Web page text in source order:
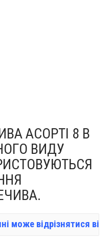
АСОРТІ 8 В
ВИДУ
може відрізнятися від